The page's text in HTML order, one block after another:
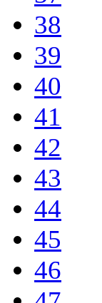
38
39
40
41
42
43
44
45
46